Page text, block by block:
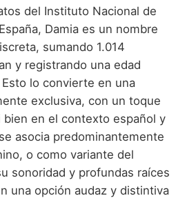
niño que empiezan por N
niño que empiezan por O
niño que empiezan por P
niño que empiezan por Q
niño que empiezan por R
niño que empiezan por S
niño que empiezan por T
de Niño Navarros
de Niño Riojanos
de Niño Valencianos
de Niño Vascos
de Niño Judíos
de Niño Marroquíes
de Niño Portugueses
de Niño Rumanos
de Niño Rusos
de Niño Suecos
del Instituto Nacional de
Damia es un nombre
sumando 1.014
y registrando una edad
lo convierte en una
exclusiva, con un toque
bien en el contexto español y
asocia predominantemente
o como variante del
sonoridad y profundas raíces
una opción audaz y distintiva